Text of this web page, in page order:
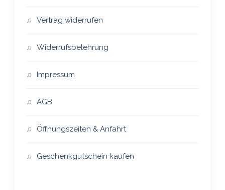
Vertrag widerrufen
Widerrufsbelehrung
Impressum
AGB
Öffnungszeiten & Anfahrt
Geschenkgutschein kaufen